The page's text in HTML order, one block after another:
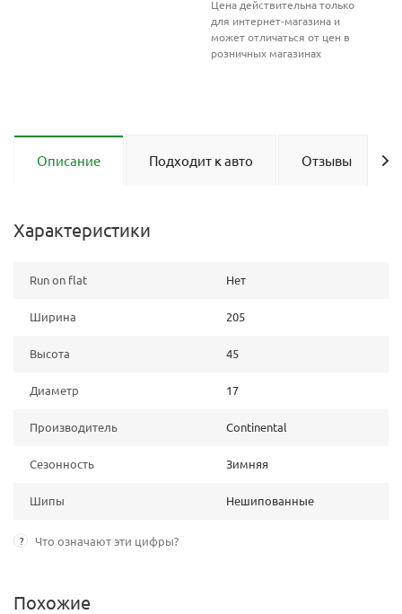
Цена действительна только
для интернет-магазина и
может отличаться от цен в
розничных магазинах
Описание Подходит к авто Отзывы
Характеристики
Run on flat Нет
Ширина 205
Высота 45
Диаметр 17
Производитель Continental
Сезонность Зимняя
Шипы Нешипованные
? Что означают эти цифры?
Похожие